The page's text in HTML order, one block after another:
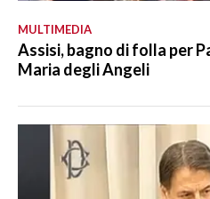
MULTIMEDIA
Assisi, bagno di folla per
Maria degli Angeli